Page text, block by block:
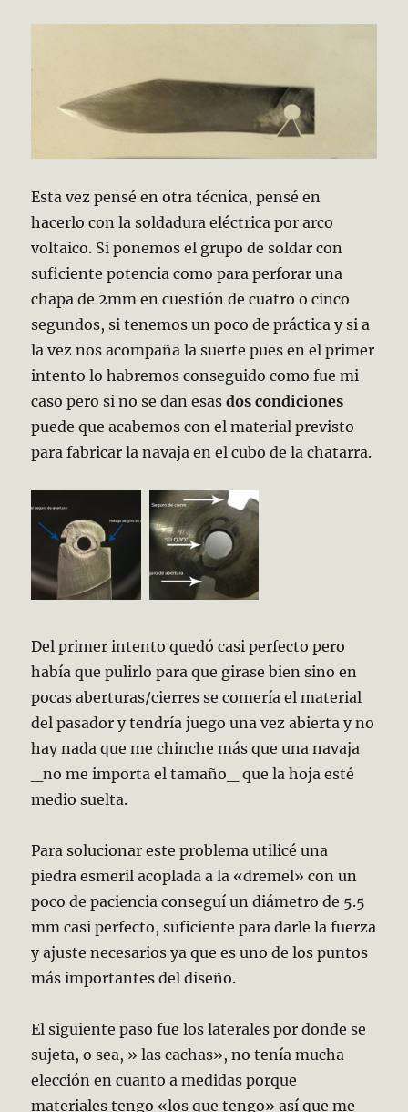
Esta vez pensé en otra técnica, pensé en
hacerlo con la soldadura eléctrica por arco
voltaico. Si ponemos el grupo de soldar con
suficiente potencia como para perforar una
chapa de 2mm en cuestión de cuatro o cinco
segundos, si tenemos un poco de práctica y si a
la vez nos acompaña la suerte pues en el primer
intento lo habremos conseguido como fue mi
caso pero si no se dan esasdos condiciones
puede que acabemos con el material previsto
para fabricar la navaja en el cubo de la chatarra.
Del primer intento quedó casi perfecto pero
había que pulirlo para que girase bien sino en
pocas aberturas/cierres se comería el material
del pasador y tendría juego una vez abierta y no
hay nada que me chinche más que una navaja
_no me importa el tamaño_ que la hoja esté
medio suelta.
Para solucionar este problema utilicé una
piedra esmeril acoplada a la «dremel» con un
poco de paciencia conseguí un diámetro de 5.5
mm casi perfecto, suficiente para darle la fuerza
y ajuste necesarios ya que es uno de los puntos
más importantes del diseño.
El siguiente paso fue los laterales por donde se
sujeta, o sea, » las cachas», no tenía mucha
elección en cuanto a medidas porque
materiales tengo «los que tengo» así que me